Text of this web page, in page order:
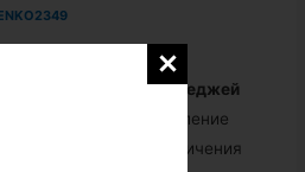
| блог Проектыкоттеджей
, определение
решения для увеличения